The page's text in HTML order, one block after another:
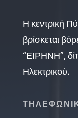
Η κεντρική
βρίσκεται
“ΕΙΡΗΝΗ”,
Ηλεκτρικού.